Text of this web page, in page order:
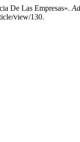
De Las Empresas».
view/130.